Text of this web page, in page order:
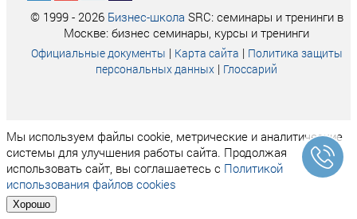
© 1999 - 2026 Бизнес-школа SRC: семинары и тренинги в
Москве: бизнес семинары, курсы и тренинги
Официальные документы | Карта сайта | Политика защиты
персональных данных | Глоссарий
Мы используем файлы cookie, метрические и аналитические
системы для улучшения работы сайта. Продолжая
использовать сайт, вы соглашаетесь с Политикой
использования файлов cookies
Хорошо